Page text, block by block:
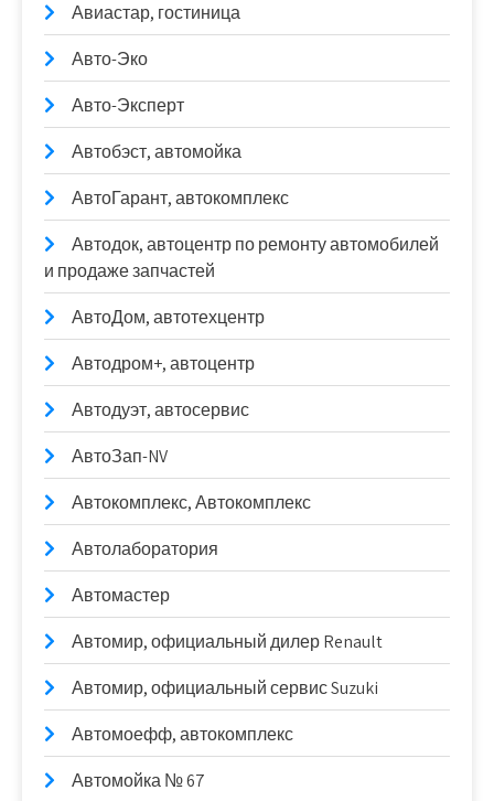
Авиастар, гостиница
Авто-Эко
Авто-Эксперт
Автобэст, автомойка
АвтоГарант, автокомплекс
Автодок, автоцентр по ремонту автомобилей
и продаже запчастей
АвтоДом, автотехцентр
Автодром+, автоцентр
Автодуэт, автосервис
АвтоЗап-NV
Автокомплекс, Автокомплекс
Автолаборатория
Автомастер
Автомир, официальный дилер Renault
Автомир, официальный сервис Suzuki
Автомоефф, автокомплекс
Автомойка № 67